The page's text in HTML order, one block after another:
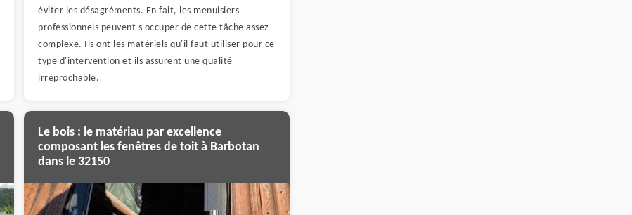
éviter les désagréments. En fait, les menuisiers
professionnels peuvent s'occuper de cette tâche assez
complexe. Ils ont les matériels qu'il faut utiliser pour ce
type d'intervention et ils assurent une qualité
irréprochable.
Le bois : le matériau par excellence
composant les fenêtres de toit à Barbotan
dans le 32150